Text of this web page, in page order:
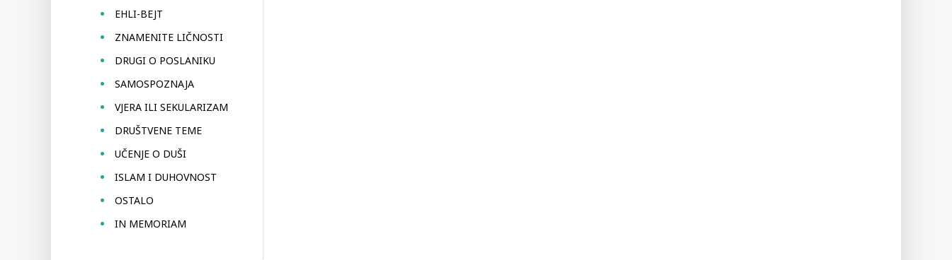
EHLI-BEJT
ZNAMENITE LIČNOSTI
DRUGI O POSLANIKU
SAMOSPOZNAJA
VJERA ILI SEKULARIZAM
DRUŠTVENE TEME
UČENJE O DUŠI
ISLAM I DUHOVNOST
OSTALO
IN MEMORIAM